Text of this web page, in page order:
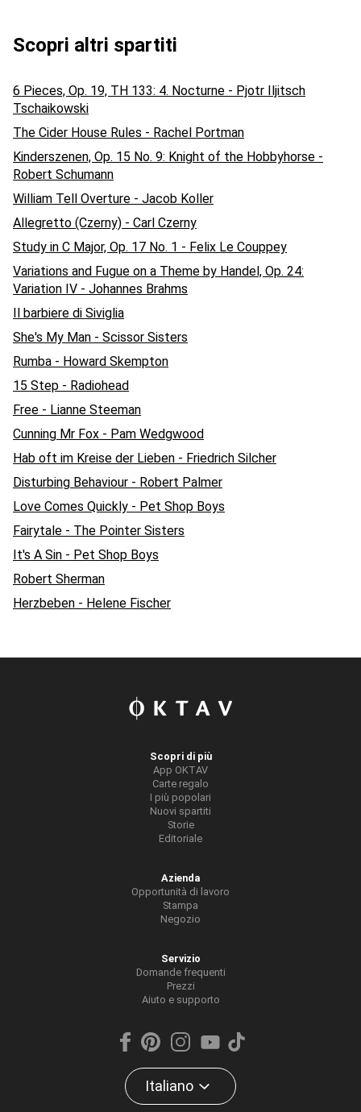
Scopri altri spartiti
6 Pieces, Op. 19, TH 133: 4. Nocturne - Pjotr Iljitsch
Tschaikowski
The Cider House Rules - Rachel Portman
Kinderszenen, Op. 15 No. 9: Knight of the Hobbyhorse -
Robert Schumann
William Tell Overture - Jacob Koller
Allegretto (Czerny) - Carl Czerny
Study in C Major, Op. 17 No. 1 - Felix Le Couppey
Variations and Fugue on a Theme by Handel, Op. 24:
Variation IV - Johannes Brahms
Il barbiere di Siviglia
She's My Man - Scissor Sisters
Rumba - Howard Skempton
15 Step - Radiohead
Free - Lianne Steeman
Cunning Mr Fox - Pam Wedgwood
Hab oft im Kreise der Lieben - Friedrich Silcher
Disturbing Behaviour - Robert Palmer
Love Comes Quickly - Pet Shop Boys
Fairytale - The Pointer Sisters
It's A Sin - Pet Shop Boys
Robert Sherman
Herzbeben - Helene Fischer
Scopri di più
App OKTAV
Carte regalo
I più popolari
Nuovi spartiti
Storie
Editoriale
Azienda
Opportunità di lavoro
Stampa
Negozio
Servizio
Domande frequenti
Prezzi
Aiuto e supporto
Italiano